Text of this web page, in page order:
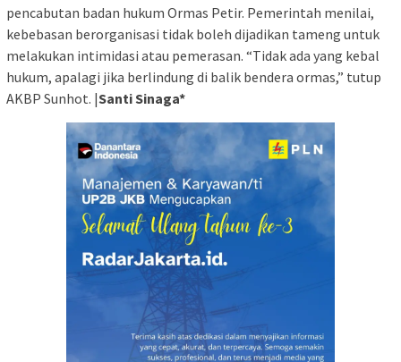
pencabutan badan hukum Ormas Petir. Pemerintah menilai,
kebebasan berorganisasi tidak boleh dijadikan tameng untuk
melakukan intimidasi atau pemerasan. “Tidak ada yang kebal
hukum, apalagi jika berlindung di balik bendera ormas,” tutup
AKBP Sunhot. |Santi Sinaga*